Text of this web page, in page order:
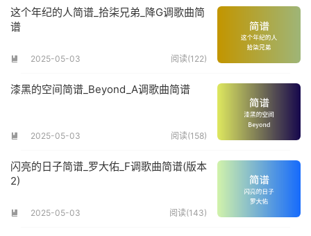
这个年纪的人简谱_拾柒兄弟_降G调歌曲简
谱
 2025-05-03 阅读(122)
漆黑的空间简谱_Beyond_A调歌曲简谱
 2025-05-03 阅读(158)
闪亮的日子简谱_罗大佑_F调歌曲简谱(版本
2)
 2025-05-03 阅读(143)